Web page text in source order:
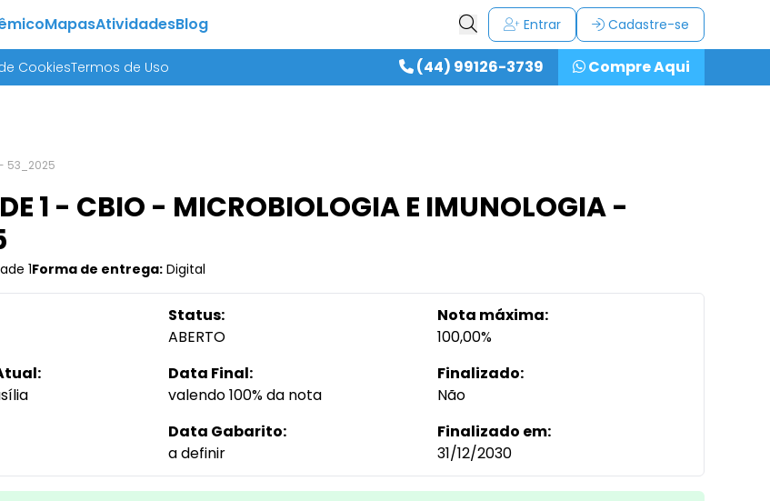
MapasAtividadesBlog Entrar Cadastre-se
CookiesTermos de Uso (44) 99126-3739 Compre Aqui
- 53_2025
1 - CBIO - MICROBIOLOGIA E IMUNOLOGIA -
1Forma de entrega: Digital
Status:
ABERTO
Nota máxima:
100,00%
Data Final:
valendo 100% da nota
Finalizado:
Não
Data Gabarito:
a definir
Finalizado em:
31/12/2030